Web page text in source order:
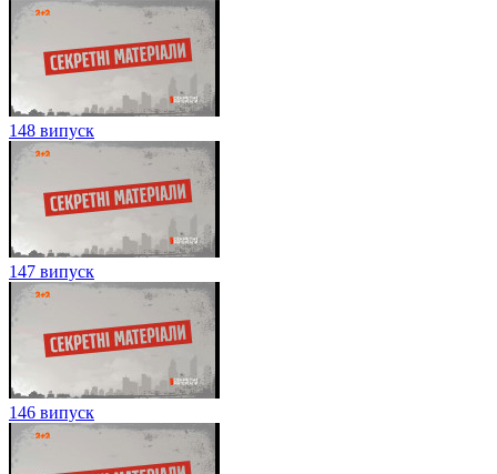
148 випуск
147 випуск
146 випуск